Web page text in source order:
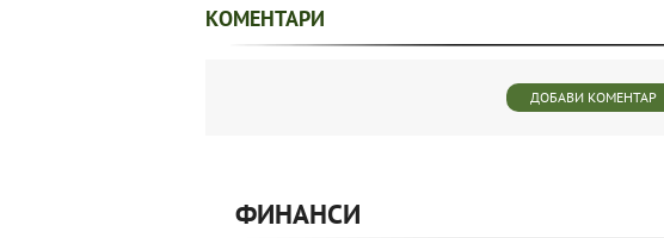
КОМЕНТАРИ
ДОБАВИ КОМЕНТАР
ФИНАНСИ